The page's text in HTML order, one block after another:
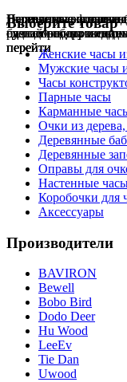
Гравировка на часах
сделай подарок
перейти
Деревянные флешки
сделаем подарок
перейти
Настенные резные
ручная работа в
перейти
Парные часы
на годовщину или
перейти
Деревянные оправы
будь стильным всегда
перейти
Выберите товар
Женские часы
Мужские часы
Часы
Парные часы
Карманные
Очки из
Деревянные
Деревянные
Оправы для
Настенные
Коробочки для
Аксессуары
Производители
BAVIRON
Bewell
Bobo Bird
Dodo Deer
Hu Wood
LeeEv
Tie Dan
Uwood